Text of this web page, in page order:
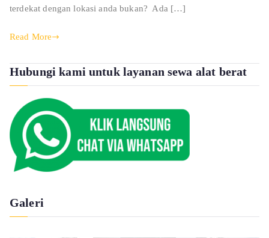
terdekat dengan lokasi anda bukan? Ada […]
Read More
Hubungi kami untuk layanan sewa alat berat
Galeri